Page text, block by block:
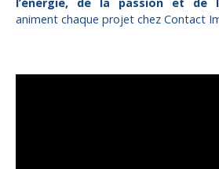
animent chaque projet chez Contact